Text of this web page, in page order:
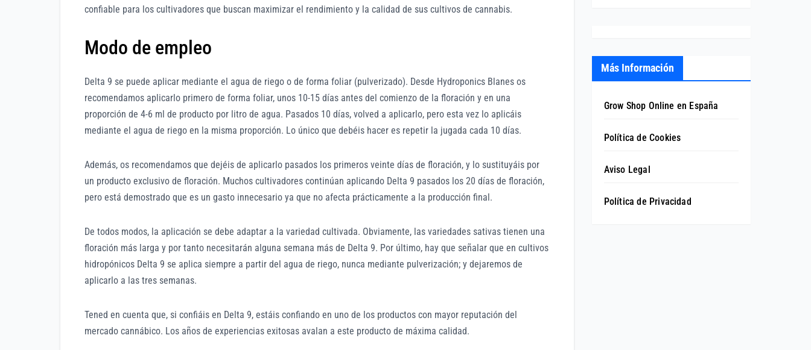
confiable para los cultivadores que buscan maximizar el rendimiento y la calidad de sus cultivos de cannabis.
Modo de empleo
Delta 9 se puede aplicar mediante el agua de riego o de forma foliar (pulverizado). Desde Hydroponics Blanes os
recomendamos aplicarlo primero de forma foliar, unos 10-15 días antes del comienzo de la floración y en una
proporción de 4-6 ml de producto por litro de agua. Pasados 10 días, volved a aplicarlo, pero esta vez lo aplicáis
mediante el agua de riego en la misma proporción. Lo único que debéis hacer es repetir la jugada cada 10 días.
Además, os recomendamos que dejéis de aplicarlo pasados los primeros veinte días de floración, y lo sustituyáis por
un producto exclusivo de floración. Muchos cultivadores continúan aplicando Delta 9 pasados los 20 días de floración,
pero está demostrado que es un gasto innecesario ya que no afecta prácticamente a la producción final.
De todos modos, la aplicación se debe adaptar a la variedad cultivada. Obviamente, las variedades sativas tienen una
floración más larga y por tanto necesitarán alguna semana más de Delta 9. Por último, hay que señalar que en cultivos
hidropónicos Delta 9 se aplica siempre a partir del agua de riego, nunca mediante pulverización; y dejaremos de
aplicarlo a las tres semanas.
Tened en cuenta que, si confiáis en Delta 9, estáis confiando en uno de los productos con mayor reputación del
mercado cannábico. Los años de experiencias exitosas avalan a este producto de máxima calidad.
Más Información
Grow Shop Online en España
Política de Cookies
Aviso Legal
Política de Privacidad